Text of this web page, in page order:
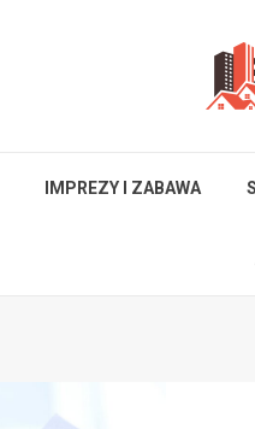
IMPREZY I ZABAWA